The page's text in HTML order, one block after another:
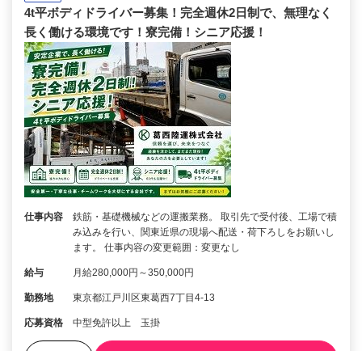
4t平ボディドライバー募集！完全週休2日制で、無理なく
長く働ける環境です！寮完備！シニア応援！
仕事内容
鉄筋・基礎機械などの運搬業務。 取引先で受付後、工場で積
み込みを行い、関東近県の現場へ配送・荷下ろしをお願いし
ます。 仕事内容の変更範囲：変更なし
給与 月給280,000円～350,000円
勤務地 東京都江戸川区東葛西7丁目4-13
応募資格 中型免許以上 玉掛